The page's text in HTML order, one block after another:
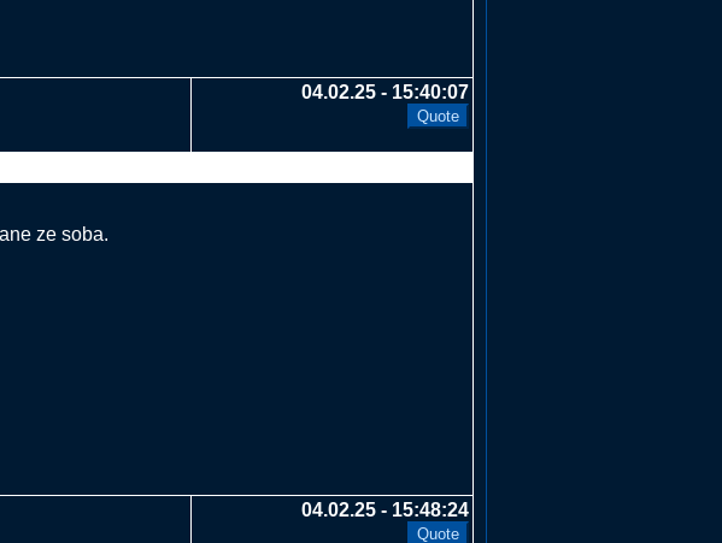
04.02.25 - 15:40:07
ze soba.
04.02.25 - 15:48:24